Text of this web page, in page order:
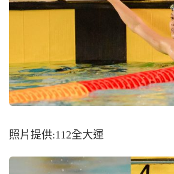
照片提供:112全大運